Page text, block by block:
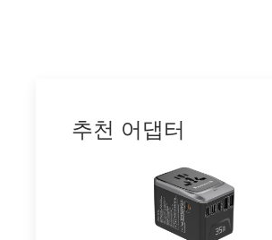
캄보디아
추천 어댑터